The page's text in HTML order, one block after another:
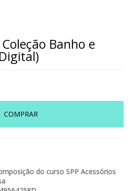
Banho e
COMPRAR
do curso SPP Acessórios